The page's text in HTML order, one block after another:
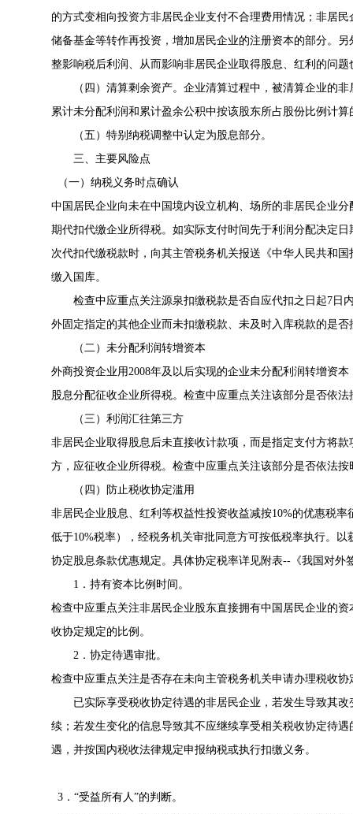
的方式变相向投资方非居民企业支付不合理费用情况；非居
储备基金等转作再投资，增加居民企业的注册资本的部分。
整影响税后利润、从而影响非居民企业取得股息、红利的问题
（四）清算剩余资产。企业清算过程中，被清算企业的
累计未分配利润和累计盈余公积中按该股东所占股份比例计
（五）特别纳税调整中认定为股息部分。
三、主要风险点
（一）纳税义务时点确认
中国居民企业向未在中国境内设立机构、场所的非居民企业
期代扣代缴企业所得税。如实际支付时间先于利润分配决定
次代扣代缴税款时，向其主管税务机关报送《中华人民共和
缴入国库。
检查中应重点关注源泉扣缴税款是否自应代扣之日起7日
外固定指定的其他企业而未扣缴税款、未及时入库税款的是
（二）未分配利润转增资本
外商投资企业用2008年及以后实现的企业未分配利润转增资
股息分配征收企业所得税。检查中应重点关注该部分是否依法
（三）利润汇往第三方
非居民企业取得股息后未直接收计款项，而是指定支付方将
方，应征收企业所得税。检查中应重点关注该部分是否依法按
（四）防止税收协定滥用
非居民企业股息、红利等权益性投资收益减按10%的优惠税
低于10%税率），经税务机关审批同意方可按低税率执行。
协定股息条款优惠规定。具体协定税率详见附表--《我国对外
1．持有资本比例时间。
检查中应重点关注非居民企业股东直接拥有中国居民企业的
收协定规定的比例。
2．协定待遇审批。
检查中应重点关注是否存在未向主管税务机关申请办理税收
已实际享受税收协定待遇的非居民企业，若发生导致其
续；若发生变化的信息导致其不应继续享受相关税收协定待
遇，并按国内税收法律规定申报纳税或执行扣缴义务。
3．“受益所有人”的判断。